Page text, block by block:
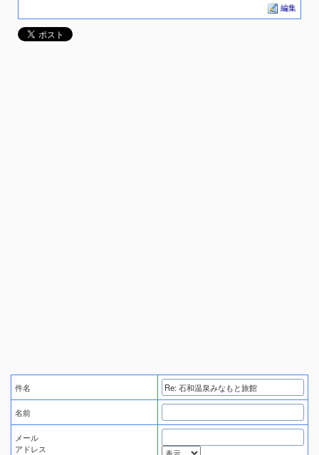
編集
件名
名前
メール
アドレス